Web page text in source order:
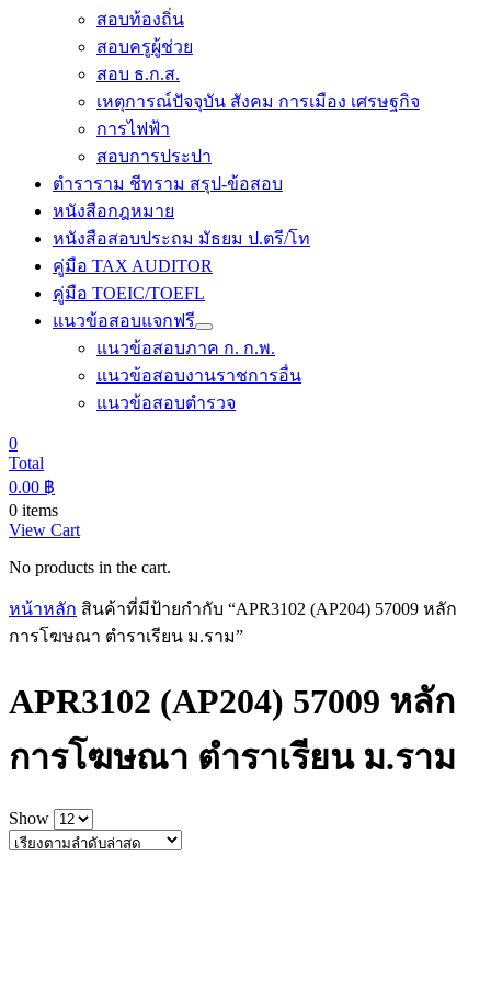
สอบท้องถิ่น
สอบครูผู้ช่วย
สอบ ธ.ก.ส.
เหตุการณ์ปัจจุบัน สังคม การเมือง เศรษฐกิจ
การไฟฟ้า
สอบการประปา
ตำราราม ชีทราม สรุป-ข้อสอบ
หนังสือกฎหมาย
หนังสือสอบประถม มัธยม ป.ตรี/โท
คู่มือ TAX AUDITOR
คู่มือ TOEIC/TOEFL
แนวข้อสอบแจกฟรี
แนวข้อสอบภาค ก. ก.พ.
แนวข้อสอบงานราชการอื่น
แนวข้อสอบตำรวจ
0
Total
0.00 ฿
0 items
View Cart
No products in the cart.
หน้าหลัก สินค้าที่มีป้ายกำกับ “APR3102 (AP204) 57009 หลัก
การโฆษณา ตำราเรียน ม.ราม”
APR3102 (AP204) 57009 หลัก
การโฆษณา ตำราเรียน ม.ราม
Show